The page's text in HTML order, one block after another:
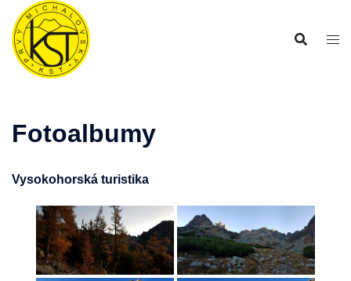
Preskočiť
obsah
Fotoalbumy
Vysokohorská turistika